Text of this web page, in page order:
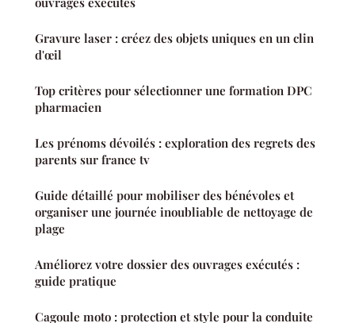
Gravure laser : créez des objets uniques en un clin
d'œil
Top critères pour sélectionner une formation DPC
pharmacien
Les prénoms dévoilés : exploration des regrets des
parents sur france tv
Guide détaillé pour mobiliser des bénévoles et
organiser une journée inoubliable de nettoyage de
plage
Améliorez votre dossier des ouvrages exécutés :
guide pratique
Cagoule moto : protection et style pour la conduite